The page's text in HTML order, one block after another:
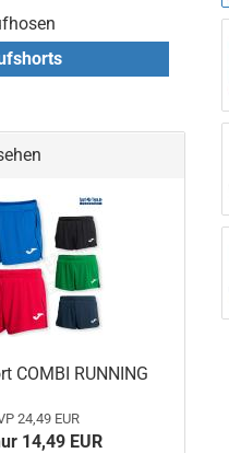
COMBI RUNNING
24,49 EUR
14,49 EUR